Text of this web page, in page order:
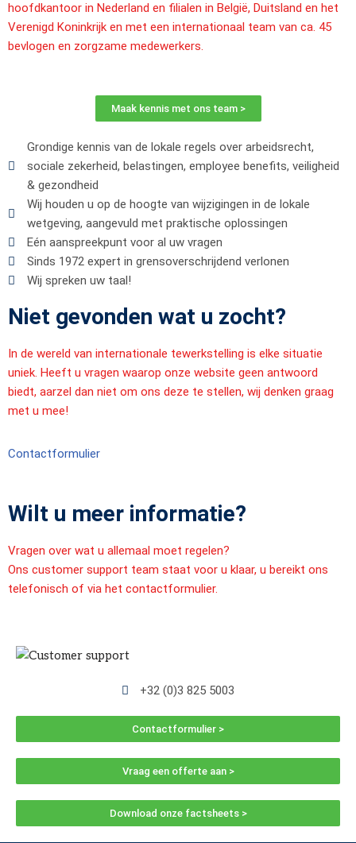
hoofdkantoor in Nederland en filialen in België, Duitsland en het
Verenigd Koninkrijk en met een internationaal team van ca. 45
bevlogen en zorgzame medewerkers.
Maak kennis met ons team >
Grondige kennis van de lokale regels over arbeidsrecht,
sociale zekerheid, belastingen, employee benefits, veiligheid
& gezondheid
Wij houden u op de hoogte van wijzigingen in de lokale
wetgeving, aangevuld met praktische oplossingen
Eén aanspreekpunt voor al uw vragen
Sinds 1972 expert in grensoverschrijdend verlonen
Wij spreken uw taal!
Wilt u meer informatie?
Vragen over wat u allemaal moet regelen?
Ons customer support team staat voor u klaar, u bereikt ons
telefonisch of via het contactformulier.
+32 (0)3 825 5003
Contactformulier >
Vraag een offerte aan >
Download onze factsheets >
Niet gevonden wat u zocht?
In de wereld van internationale tewerkstelling is elke situatie
uniek. Heeft u vragen waarop onze website geen antwoord
biedt, aarzel dan niet om ons deze te stellen, wij denken graag
met u mee!
Contactformulier